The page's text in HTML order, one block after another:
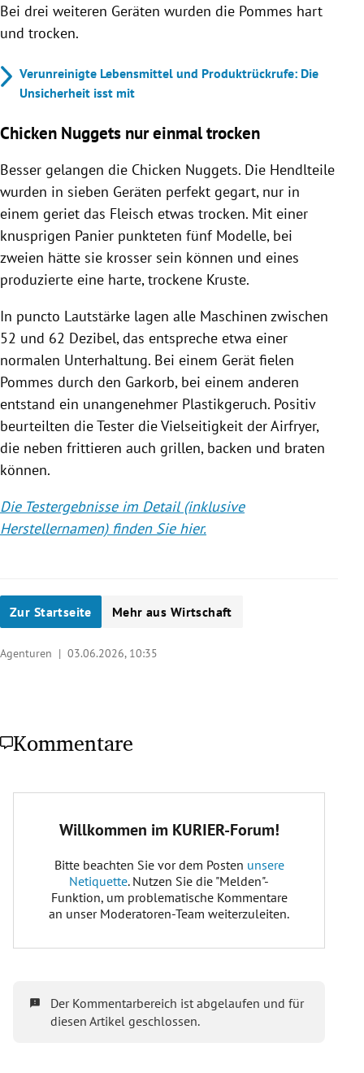
Bei drei weiteren Geräten wurden die Pommes hart
und trocken.
Verunreinigte Lebensmittel und Produktrückrufe: Die
Unsicherheit isst mit
Chicken Nuggets nur einmal trocken
Besser gelangen die Chicken Nuggets. Die Hendlteile
wurden in sieben Geräten perfekt gegart, nur in
einem geriet das Fleisch etwas trocken. Mit einer
knusprigen Panier punkteten fünf Modelle, bei
zweien hätte sie krosser sein können und eines
produzierte eine harte, trockene Kruste.
In puncto Lautstärke lagen alle Maschinen zwischen
52 und 62 Dezibel, das entspreche etwa einer
normalen Unterhaltung. Bei einem Gerät fielen
Pommes durch den Garkorb, bei einem anderen
entstand ein unangenehmer Plastikgeruch. Positiv
beurteilten die Tester die Vielseitigkeit der Airfryer,
die neben frittieren auch grillen, backen und braten
können.
Die Testergebnisse im Detail (inklusive
Herstellernamen) finden Sie hier.
Zur Startseite Mehr aus Wirtschaft
Agenturen | 03.06.2026, 10:35
Kommentare